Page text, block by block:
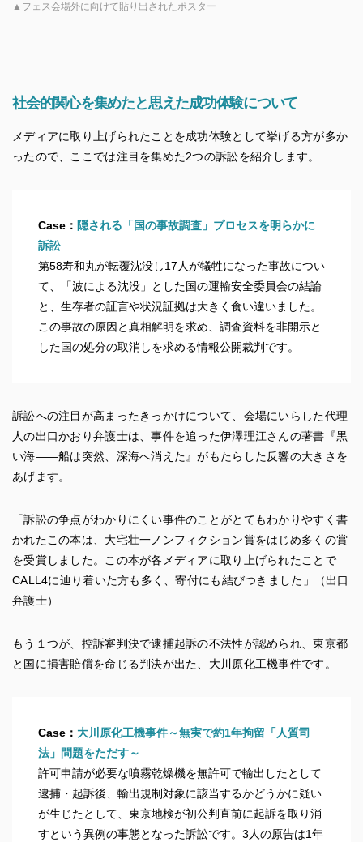
▲フェス会場外に向けて貼り出されたポスター
社会的関心を集めたと思えた成功体験について
メディアに取り上げられたことを成功体験として挙げる方が多か
ったので、ここでは注目を集めた2つの訴訟を紹介します。
Case： 隠される「国の事故調査」プロセスを明らかに
訴訟
第58寿和丸が転覆沈没し17人が犠牲になった事故につい
て、「波による沈没」とした国の運輸安全委員会の結論
と、生存者の証言や状況証拠は大きく食い違いました。
この事故の原因と真相解明を求め、調査資料を非開示と
した国の処分の取消しを求める情報公開裁判です。
訴訟への注目が高まったきっかけについて、会場にいらした代理
人の出口かおり弁護士は、事件を追った伊澤理江さんの著書『黒
い海――船は突然、深海へ消えた』がもたらした反響の大きさを
あげます。
「訴訟の争点がわかりにくい事件のことがとてもわかりやすく書
かれたこの本は、大宅壮一ノンフィクション賞をはじめ多くの賞
を受賞しました。この本が各メディアに取り上げられたことで
CALL4に辿り着いた方も多く、寄付にも結びつきました」（出口
弁護士）
もう１つが、控訴審判決で逮捕起訴の不法性が認められ、東京都
と国に損害賠償を命じる判決が出た、大川原化工機事件です。
Case： 大川原化工機事件～無実で約1年拘留「人質司
法」問題をただす～
許可申請が必要な噴霧乾燥機を無許可で輸出したとして
逮捕・起訴後、輸出規制対象に該当するかどうかに疑い
が生じたとして、東京地検が初公判直前に起訴を取り消
すという異例の事態となった訴訟です。3人の原告は1年